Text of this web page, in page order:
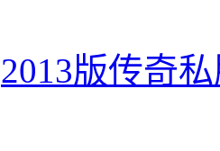
2013版传奇